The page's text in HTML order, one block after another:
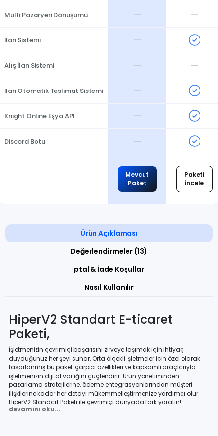
Multi Pazaryeri Dönüşümü — —
İlan Sistemi —
Alış İlan Sistemi — —
İlan Otomatik Teslimat Sistemi —
Knight Online Eşya API —
Discord Botu —
Mevcut
Paket
Paketi
İncele
Ürün Açıklaması
Değerlendirmeler (13)
İptal & İade Koşulları
Nasıl Kullanılır
HiperV2 Standart E-ticaret
Paketi,
İşletmenizin çevrimiçi başarısını zirveye taşımak için ihtiyaç
duyduğunuz her şeyi sunar. Orta ölçekli işletmeler için özel olarak
tasarlanmış bu paket, çarpıcı özellikleri ve kapsamlı araçlarıyla
işletmenizin dijital varlığını güçlendirir. Ürün yönetiminden
pazarlama stratejilerine, ödeme entegrasyonlarından müşteri
ilişkilerine kadar her detayı mükemmelleştirmenize yardımcı olur.
HiperV2 Standart Paketi ile çevrimiçi dünyada fark yaratın!
devamını oku...